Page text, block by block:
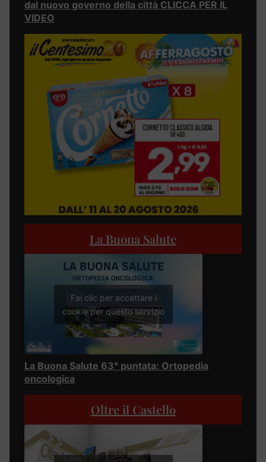
dal nuovo governo della città CLICCA PER IL
VIDEO
La Buona Salute
Fai clic per accettare i
cookie per questo servizio
La Buona Salute 63° puntata: Ortopedia
oncologica
Oltre il Castello